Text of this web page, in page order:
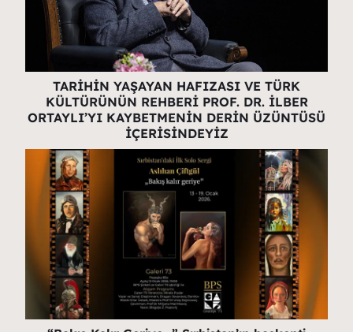
TARİHİN YAŞAYAN HAFIZASI VE TÜRK
KÜLTÜRÜNÜN REHBERİ PROF. DR. İLBER
ORTAYLI’YI KAYBETMENİN DERİN ÜZÜNTÜSÜ
İÇERİSİNDEYİZ